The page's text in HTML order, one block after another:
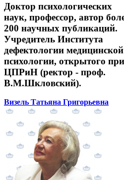
Доктор психологических
наук, профессор, автор
200 научных публикаций.
Учредитель Института
дефектологии медицинской
психологии, открытого при
ЦПРиН (ректор - проф.
В.М.Шкловский).
Визель Татьяна Григорьевна